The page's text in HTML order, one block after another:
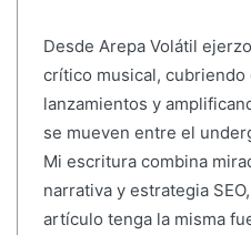
Desde Arepa Volátil
crítico musical,
lanzamientos y
se mueven entre el
Mi escritura combina
narrativa y estrategia
artículo tenga la misma